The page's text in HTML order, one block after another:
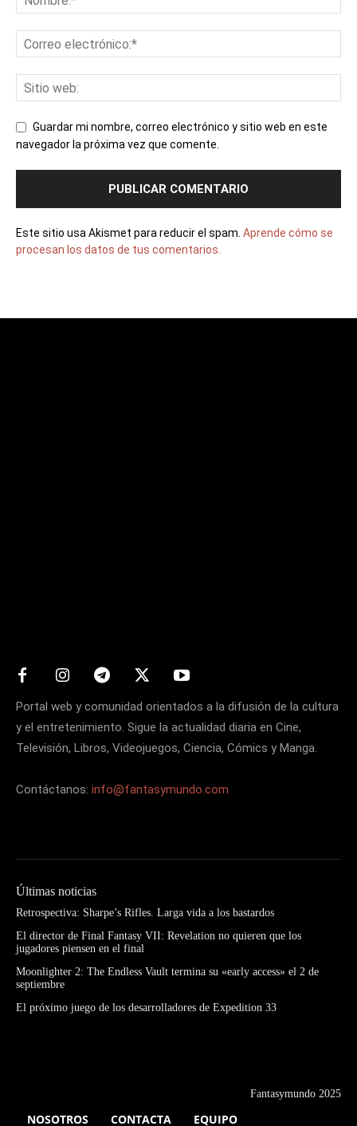
Guardar mi nombre, correo electrónico y sitio web en este
navegador la próxima vez que comente.
Este sitio usa Akismet para reducir el spam. Aprende cómo se
procesan los datos de tus comentarios.
Portal web y comunidad orientados a la difusión de la cultura
y el entretenimiento. Sigue la actualidad diaria en Cine,
Televisión, Libros, Videojuegos, Ciencia, Cómics y Manga.
Contáctanos: info@fantasymundo.com
Últimas noticias
Retrospectiva: Sharpe’s Rifles. Larga vida a los bastardos
El director de Final Fantasy VII: Revelation no quieren que los
jugadores piensen en el final
Moonlighter 2: The Endless Vault termina su «early access» el 2 de
septiembre
El próximo juego de los desarrolladores de Expedition 33
Fantasymundo 2025
NOSOTROS CONTACTA EQUIPO